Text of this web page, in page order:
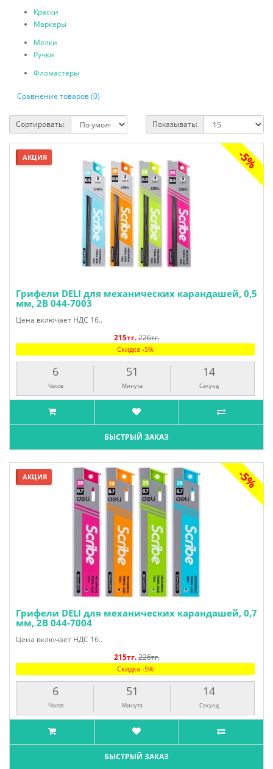
Краски
Маркеры
Мелки
Ручки
Фломастеры
Сравнение товаров (0)
Сортировать: Показывать:
-5%
АКЦИЯ
Грифели DELI для механических карандашей, 0,5
мм, 2В 044-7003
Цена включает НДС 16..
215тг.226тг.
Скидка -5%
6
Часов
51
Минута
13
Секунд
БЫСТРЫЙ ЗАКАЗ
-5%
АКЦИЯ
Грифели DELI для механических карандашей, 0,7
мм, 2В 044-7004
Цена включает НДС 16..
215тг.226тг.
Скидка -5%
6
Часов
51
Минута
13
Секунд
БЫСТРЫЙ ЗАКАЗ